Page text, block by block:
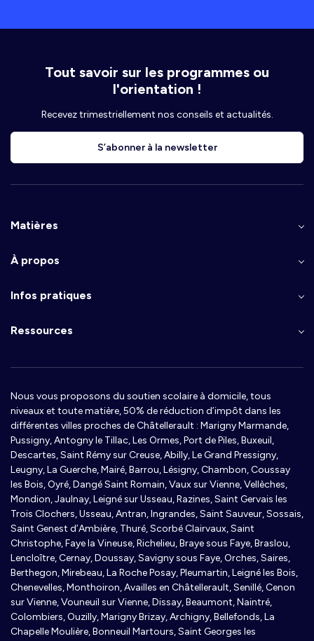
Tout savoir sur les programmes ou
l'orientation !
Recevez trimestriellement nos conseils et actualités.
S’abonner à la newsletter
Matières
À propos
Infos pratiques
Ressources
Nous vous proposons du soutien scolaire à domicile, tous
niveaux et toute matière, 50% de réduction d’impôt dans les
différentes villes proches de Châtellerault : Marigny Marmande,
Pussigny, Antogny le Tillac, Les Ormes, Port de Piles, Buxeuil,
Descartes, Saint Rémy sur Creuse, Abilly, Le Grand Pressigny,
Leugny, La Guerche, Mairé, Barrou, Lésigny, Chambon, Coussay
les Bois, Oyré, Dangé Saint Romain, Vaux sur Vienne, Vellèches,
Mondion, Jaulnay, Leigné sur Usseau, Razines, Saint Gervais les
Trois Clochers, Usseau, Antran, Ingrandes, Saint Sauveur, Sossais,
Saint Genest d’Ambière, Thuré, Scorbé Clairvaux, Saint
Christophe, Faye la Vineuse, Richelieu, Braye sous Faye, Braslou,
Lencloître, Cernay, Doussay, Savigny sous Faye, Orches, Saires,
Berthegon, Mirebeau, La Roche Posay, Pleumartin, Leigné les Bois,
Chenevelles, Monthoiron, Availles en Châtellerault, Senillé, Cenon
sur Vienne, Vouneuil sur Vienne, Dissay, Beaumont, Naintré,
Colombiers, Ouzilly, Marigny Brizay, Archigny, Bellefonds, La
Chapelle Moulière, Bonneuil Martours, Saint Georges les